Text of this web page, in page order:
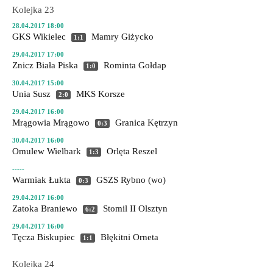
Kolejka 23
28.04.2017 18:00
GKS Wikielec 1:1 Mamry Giżycko
29.04.2017 17:00
Znicz Biała Piska 1:0 Rominta Gołdap
30.04.2017 15:00
Unia Susz 2:0 MKS Korsze
29.04.2017 16:00
Mrągowia Mrągowo 0:3 Granica Kętrzyn
30.04.2017 16:00
Omulew Wielbark 1:3 Orlęta Reszel
-----
Warmiak Łukta 0:3 GSZS Rybno (wo)
29.04.2017 16:00
Zatoka Braniewo 6:2 Stomil II Olsztyn
29.04.2017 16:00
Tęcza Biskupiec 1:1 Błękitni Orneta
Kolejka 24